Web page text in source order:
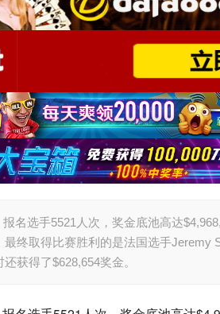
名选手5521人次，奖金底池高达
最终取得比赛胜利的是法国选手Jeremy
获得了$628,654奖金。